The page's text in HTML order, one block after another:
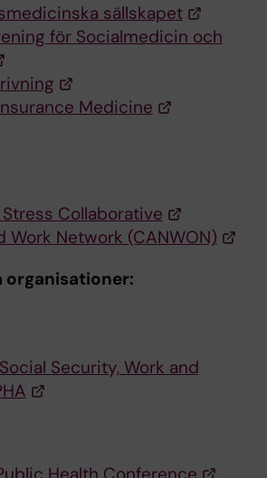
sällskapet
för Socialmedicin och
Medicine
Collaborative
Work Network (CANWON)
Security, Work and